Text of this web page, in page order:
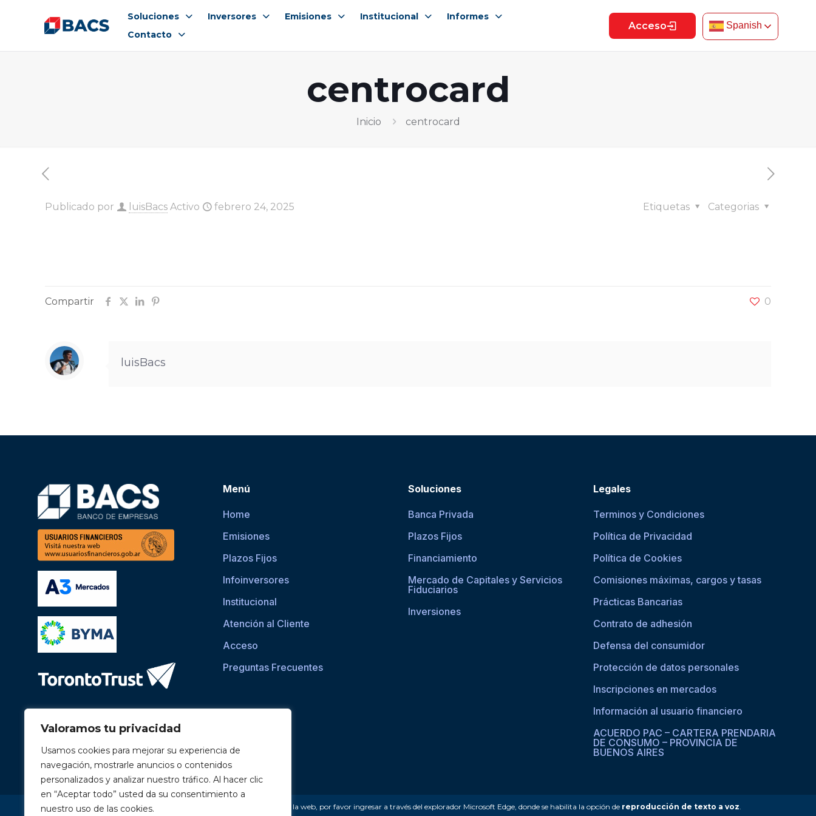
Valoramos tu privacidad
Usamos cookies para mejorar su experiencia de
navegación, mostrarle anuncios o contenidos
personalizados y analizar nuestro tráfico. Al hacer clic
en “Aceptar todo” usted da su consentimiento a
nuestro uso de las cookies.
Soluciones Inversores Emisiones Institucional
Informes
Contacto
Acceso Spanish
centrocard
Inicio centrocard
Publicado por luisBacs Activo febrero 24, 2025 Categorias
Etiquetas
Compartir 0
luisBacs
Menú
Home
Emisiones
Plazos Fijos
Infoinversores
Institucional
Atención al Cliente
Acceso
Preguntas Frecuentes
Soluciones
Banca Privada
Plazos Fijos
Financiamiento
Mercado de Capitales y Servicios
Fiduciarios
Inversiones
Legales
Terminos y Condiciones
Política de Privacidad
Política de Cookies
Comisiones máximas, cargos y tasas
Prácticas Bancarias
Contrato de adhesión
Defensa del consumidor
Protección de datos personales
Inscripciones en mercados
Información al usuario financiero
ACUERDO PAC – CARTERA PRENDARIA
DE CONSUMO – PROVINCIA DE
BUENOS AIRES
Si asistís a una persona con dificultades visuales para acceder a la web, por favor ingresar a través del explorador Microsoft Edge, donde se habilita la opción de reproducción de texto a voz.